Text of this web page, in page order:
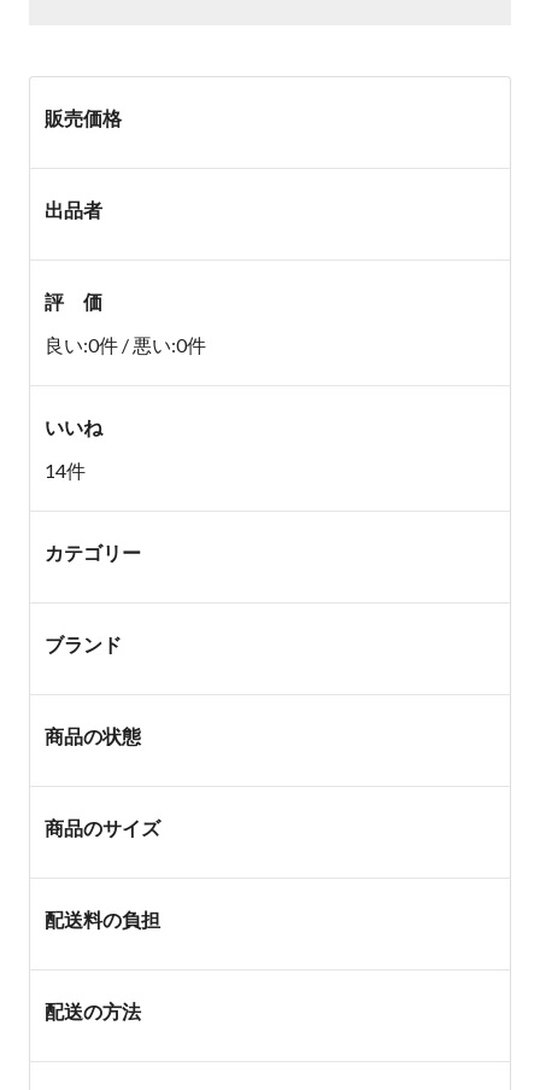
販売価格
出品者
評 価
良い:0件 / 悪い:0件
いいね
14件
カテゴリー
ブランド
商品の状態
商品のサイズ
配送料の負担
配送の方法